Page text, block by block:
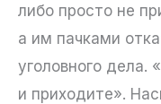
либо просто не
а им пачками
уголовного дела.
и приходите».